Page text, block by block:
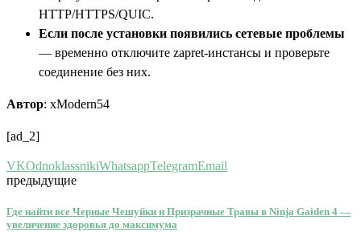
HTTP/HTTPS/QUIC.
Если после установки появились сетевые проблемы
— временно отключите zapret-инстансы и проверьте
соединение без них.
Автор: xModern54
[ad_2]
VKOdnoklassnikiWhatsappTelegramEmail
предыдущие
Где найти все Черные Чешуйки и Призрачные Травы в Ninja Gaiden 4 —
увеличение здоровья до максимума